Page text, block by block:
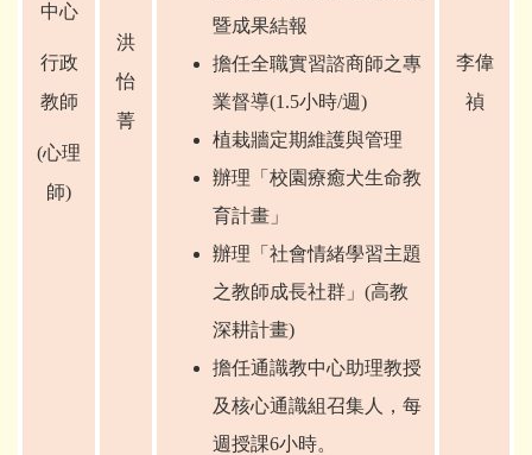
中心
行政
教師
(心理
師)
洪
怡
菁
暨成果結報
擔任全職實習諮商師之專
業督導(1.5小時/週)
植栽牆定期維護與管理
辦理「校園療癒犬生命教
育計畫」
辦理「社會情緒學習主題
之教師成長社群」(高教
深耕計畫)
擔任通識教中心助理教授
及核心通識組召集人，每
週授課6小時。
李偉
禎